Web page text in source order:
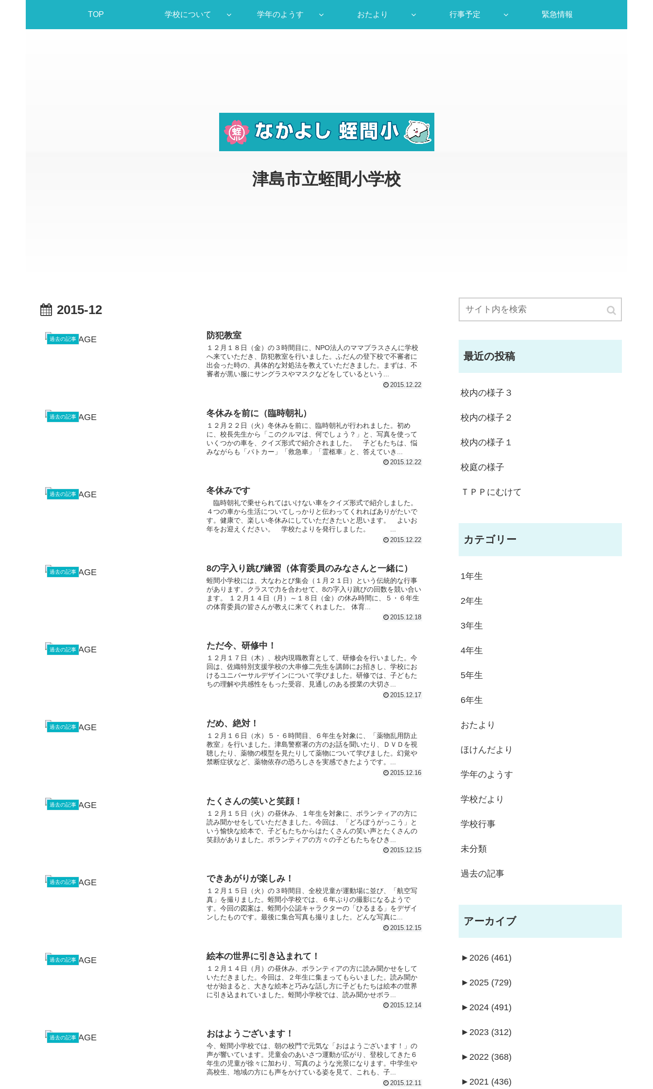
TOP 学校について 学年のようす おたより 行事予定 緊急情報
2015-12
過去の記事 防犯教室
１２月１８日（金）の３時間目に、NPO法人のママプラスさんに学校
へ来ていただき、防犯教室を行いました。ふだんの登下校で不審者に
出会った時の、具体的な対処法を教えていただきました。まずは、不
審者が黒い服にサングラスやマスクなどをしているという...
2015.12.22
過去の記事 冬休みを前に（臨時朝礼）
１２月２２日（火）冬休みを前に、臨時朝礼が行われました。初め
に、校長先生から「このクルマは、何でしょう？」と、写真を使って
いくつかの車を、クイズ形式で紹介されました。 子どもたちは、悩
みながらも「パトカー」「救急車」「霊柩車」と、答えていき...
2015.12.22
過去の記事 冬休みです
臨時朝礼で乗せられてはいけない車をクイズ形式で紹介しました。
４つの車から生活についてしっかりと伝わってくれればありがたいで
す。健康で、楽しい冬休みにしていただきたいと思います。 よいお
年をお迎えください。 学校たよりを発行しました。 ...
2015.12.22
過去の記事 8の字入り跳び練習（体育委員のみなさんと一緒に）
蛭間小学校には、大なわとび集会（１月２１日）という伝統的な行事
があります。クラスで力を合わせて、8の字入り跳びの回数を競い合い
ます。 １２月１４日（月）～１８日（金）の休み時間に、５・６年生
の体育委員の皆さんが教えに来てくれました。 体育...
2015.12.18
過去の記事 ただ今、研修中！
１２月１７日（木）、校内現職教育として、研修会を行いました。今
回は、佐織特別支援学校の大串修二先生を講師にお招きし、学校にお
けるユニバーサルデザインについて学びました。研修では、子どもた
ちの理解や共感性をもった受容、見通しのある授業の大切さ...
2015.12.17
過去の記事 だめ、絶対！
１２月１６日（水）５・６時間目、６年生を対象に、「薬物乱用防止
教室」を行いました。津島警察署の方のお話を聞いたり、ＤＶＤを視
聴したり、薬物の模型を見たりして薬物について学びました。幻覚や
禁断症状など、薬物依存の恐ろしさを実感できたようです。...
2015.12.16
過去の記事 たくさんの笑いと笑顔！
１２月１５日（火）の昼休み、１年生を対象に、ボランティアの方に
読み聞かせをしていただきました。今回は、「どろぼうがっこう」と
いう愉快な絵本で、子どもたちからはたくさんの笑い声とたくさんの
笑顔がありました。ボランティアの方々の子どもたちをひき...
2015.12.15
過去の記事 できあがりが楽しみ！
１２月１５日（火）の３時間目、全校児童が運動場に並び、「航空写
真」を撮りました。蛭間小学校では、６年ぶりの撮影になるようで
す。今回の図案は、蛭間小公認キャラクターの「ひるまる」をデザイ
ンしたものです。最後に集合写真も撮りました。どんな写真に...
2015.12.15
過去の記事 絵本の世界に引き込まれて！
１２月１４日（月）の昼休み、ボランティアの方に読み聞かせをして
いただきました。今回は、２年生に集まってもらいました。読み聞か
せが始まると、大きな絵本と巧みな話し方に子どもたちは絵本の世界
に引き込まれていました。蛭間小学校では、読み聞かせボラ...
2015.12.14
過去の記事 おはようございます！
今、蛭間小学校では、朝の校門で元気な「おはようございます！」の
声が響いています。児童会のあいさつ運動が広がり、登校してきた６
年生の児童が徐々に加わり、写真のような光景になります。中学生や
高校生、地域の方にも声をかけている姿を見て、これも、子...
2015.12.11
最近の投稿
校内の様子３
校内の様子２
校内の様子１
校庭の様子
ＴＰＰにむけて
カテゴリー
1年生
2年生
3年生
4年生
5年生
6年生
おたより
ほけんだより
学年のようす
学校だより
学校行事
未分類
過去の記事
アーカイブ
► 2026 (461)
► 2025 (729)
► 2024 (491)
► 2023 (312)
► 2022 (368)
► 2021 (436)